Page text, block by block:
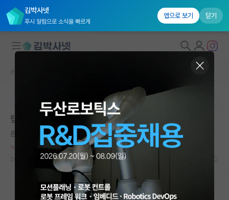
김박사넷
푸시 알림으로 소식을 빠르게
앱으로 보기 닫기
국내대학원 정보
연구실&오픈랩
커뮤니티
커뮤니티 홈
전체글보기
커뮤니티 홈
본문이 수정되지 않는 박제글입니다.
랩실 분위기가 저랑 너무 안맞습니다.
튼튼한 어니스트 헤밍웨이
누적 신고가 20개 이상인 사용자입니다.
2024.05.11
19 3801